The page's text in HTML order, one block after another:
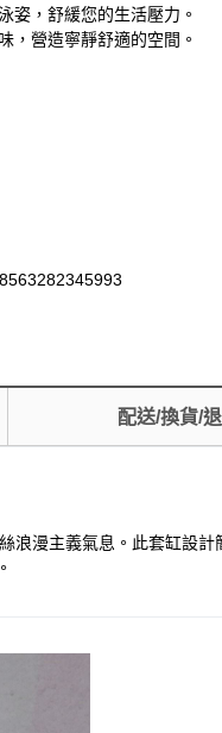
姿，舒緩您的生活壓力。
，營造寧靜舒適的空間。
配送/換貨/
浪漫主義氣息。此套缸設計